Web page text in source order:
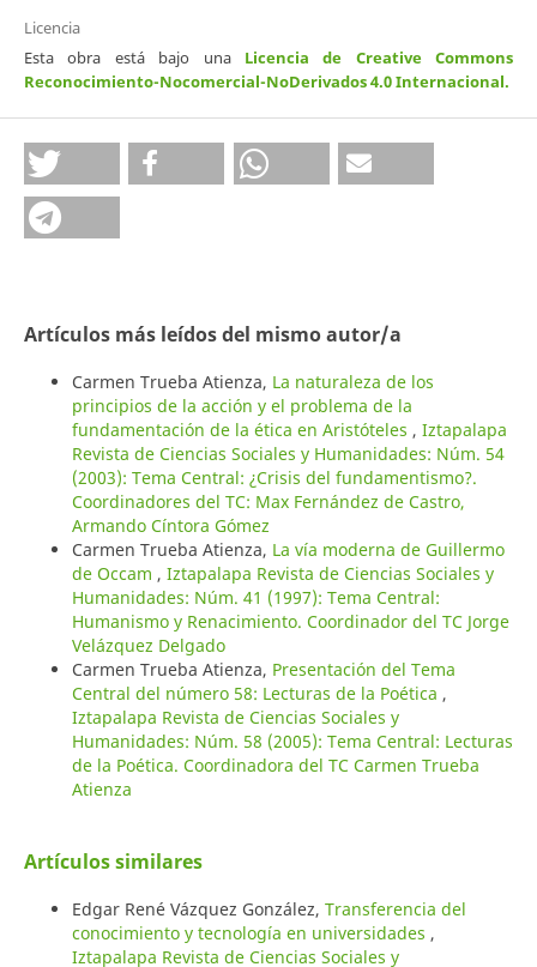
Licencia
Esta obra está bajo una Licencia de Creative Commons
Reconocimiento-Nocomercial-NoDerivados 4.0 Internacional.
Artículos más leídos del mismo autor/a
Carmen Trueba Atienza, La naturaleza de los
principios de la acción y el problema de la
fundamentación de la ética en Aristóteles , Iztapalapa
Revista de Ciencias Sociales y Humanidades: Núm. 54
(2003): Tema Central: ¿Crisis del fundamentismo?.
Coordinadores del TC: Max Fernández de Castro,
Armando Cíntora Gómez
Carmen Trueba Atienza, La vía moderna de Guillermo
de Occam , Iztapalapa Revista de Ciencias Sociales y
Humanidades: Núm. 41 (1997): Tema Central:
Humanismo y Renacimiento. Coordinador del TC Jorge
Velázquez Delgado
Carmen Trueba Atienza, Presentación del Tema
Central del número 58: Lecturas de la Poética ,
Iztapalapa Revista de Ciencias Sociales y
Humanidades: Núm. 58 (2005): Tema Central: Lecturas
de la Poética. Coordinadora del TC Carmen Trueba
Atienza
Artículos similares
Edgar René Vázquez González, Transferencia del
conocimiento y tecnología en universidades ,
Iztapalapa Revista de Ciencias Sociales y